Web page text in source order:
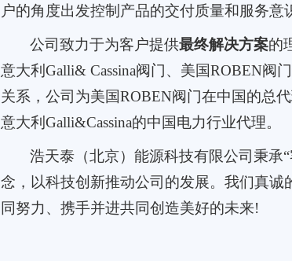
户的角度出发控制产品的交付质量和服务意
公司致力于为客户提供最终解决方案的
意大利Galli& Cassina阀门、美国ROBEN阀
关系 ， 公司为美国ROBEN阀门在中国的总代
意大利Galli&Cassina的中国电力行业代理。
浩天泰（北京）能源科技有限公司秉承
念，以科技创新推动公司的发展。我们真诚
同努力、携手并进共同创造美好的未来!